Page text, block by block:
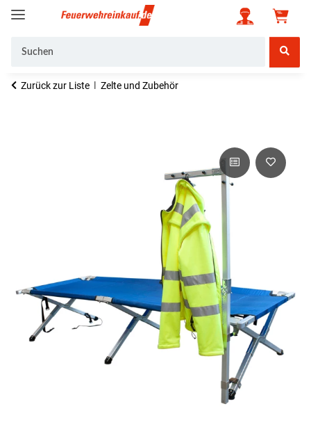
Zurück zur Liste Zelte und Zubehör